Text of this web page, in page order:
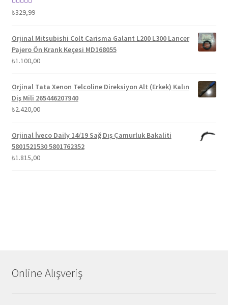
5 üzerinden
₺329,99
Orjinal Mitsubishi Colt Carisma Galant L200 L300 Lancer
Pajero Ön Krank Keçesi MD168055
₺1.100,00
Orjinal Tata Xenon Telcoline Direksiyon Alt (Erkek) Kalın
Diş Mili 265446207940
₺2.420,00
Orjinal İveco Daily 14/19 Sağ Dış Çamurluk Bakaliti
5801521530 5801762352
₺1.815,00
Online Alışveriş